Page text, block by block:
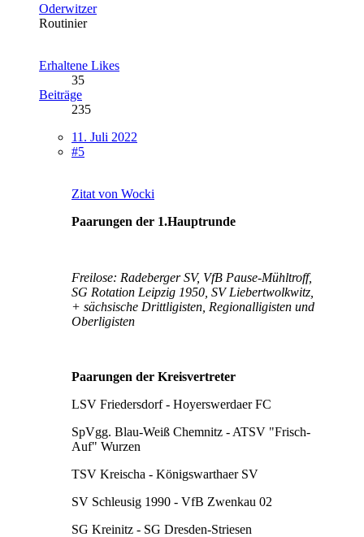
Oderwitzer
Routinier
Erhaltene Likes
35
Beiträge
235
11. Juli 2022
#5
Zitat von Wocki
Paarungen der 1.Hauptrunde
Freilose: Radeberger SV, VfB Pause-Mühltroff,
SG Rotation Leipzig 1950, SV Liebertwolkwitz
+ sächsische Drittligisten, Regionalligisten und
Oberligisten
Paarungen der Kreisvertreter
LSV Friedersdorf - Hoyerswerdaer FC
SpVgg. Blau-Weiß Chemnitz - ATSV "Frisch-
Auf" Wurzen
TSV Kreischa - Königswarthaer SV
SV Schleusig 1990 - VfB Zwenkau 02
SG Kreinitz - SG Dresden-Striesen